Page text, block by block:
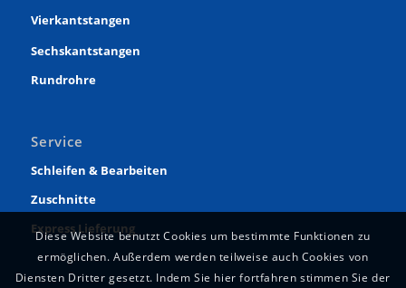
Vierkantstangen
Sechskantstangen
Rundrohre
Service
Schleifen & Bearbeiten
Zuschnitte
Express Lieferung
Diese Website benutzt Cookies um bestimmte Funktionen zu
ermöglichen. Außerdem werden teilweise auch Cookies von
Diensten Dritter gesetzt. Indem Sie hier fortfahren stimmen Sie der